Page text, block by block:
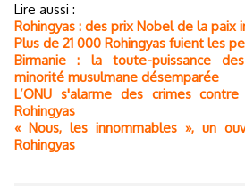
Lire aussi :
Rohingyas : des prix Nobel de la paix
Plus de 21 000 Rohingyas fuient les
Birmanie : la toute-puissance
minorité musulmane désemparée
L’ONU s'alarme des crimes
Rohingyas
« Nous, les innommables », un
Rohingyas